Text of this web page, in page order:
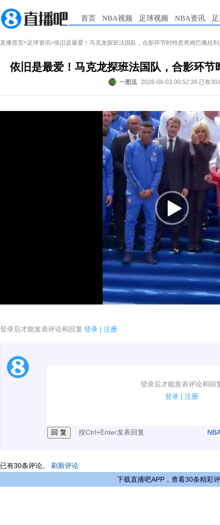
首页 NBA视频 足球视频 NBA资讯
直播首页>足球资讯>依旧是最爱！马克龙探班法国队，合影环节时特意将姆巴佩拉
依旧是最爱！马克龙探班法国队，合影环
一图流 2026-06-03 00:52:38 已有30
登录后才能发表评论和回复 登录 | 注册
登录后才能发表评论和回
登录 | 注册
1.电脑端新用户可以发表评论了！
按Ctrl+Enter发表回复
已有30条评论。 刷新评论
下载直播吧APP，查看30条精彩